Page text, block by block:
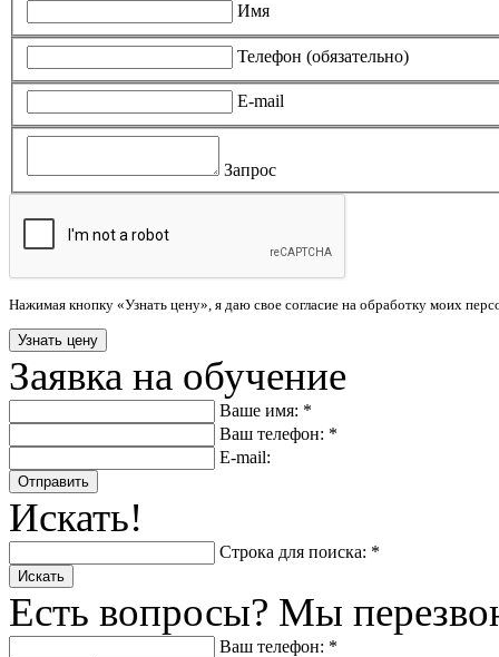
Имя
Телефон (обязательно)
E-mail
Запрос
Нажимая кнопку «Узнать цену», я даю свое согласие на обработку моих
Заявка на обучение
Ваше имя: *
Ваш телефон: *
E-mail:
Отправить
Искать!
Строка для поиска: *
Искать
Есть вопросы? Мы
Ваш телефон: *